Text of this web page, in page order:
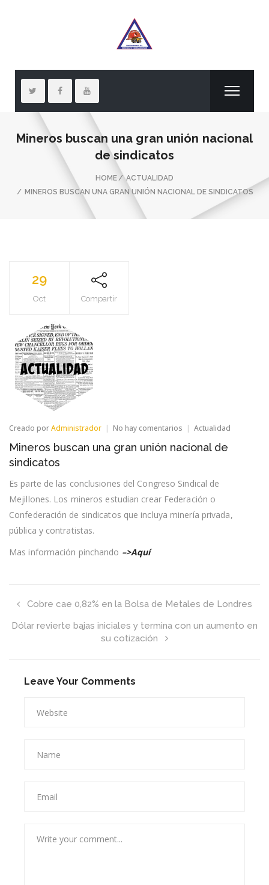
Mineros buscan una gran unión nacional
de sindicatos
HOME
ACTUALIDAD
MINEROS BUSCAN UNA GRAN UNIÓN NACIONAL DE SINDICATOS
29
Oct Compartir
Creado porAdministrador No hay comentarios en
buscan
unión
nacional
de
sindicatos
Actualidad
Mineros buscan una gran unión nacional de
sindicatos
Es parte de las conclusiones del Congreso Sindical de
Mejillones. Los mineros estudian crear Federación o
Confederación de sindicatos que incluya minería privada,
pública y contratistas.
Mas información pinchando –>Aquí
Cobre cae 0,82% en la Bolsa de Metales de Londres
Dólar revierte bajas iniciales y termina con un aumento en
su cotización
Leave Your Comments